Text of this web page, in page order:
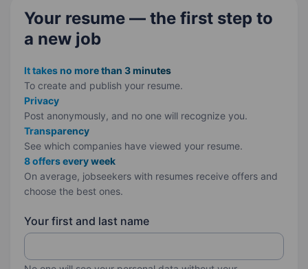
Your resume — the first step to
a new job
It takes no more than 3 minutes
To create and publish your resume.
Privacy
Post anonymously, and no one will recognize you.
Transparency
See which companies have viewed your resume.
8 offers every week
On average, jobseekers with resumes receive offers and
choose the best ones.
Your first and last name